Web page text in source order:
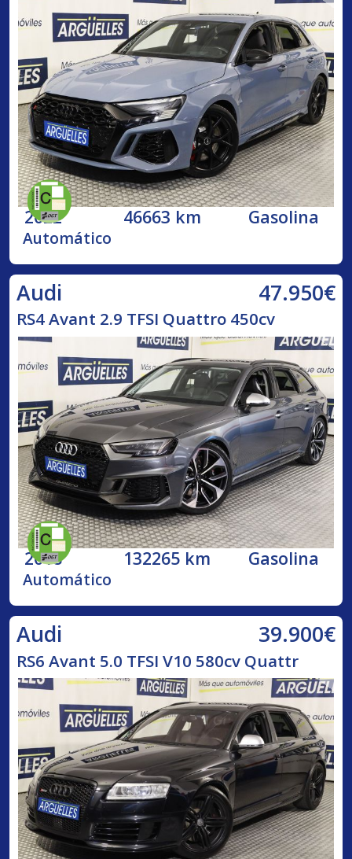
2022 46663 km Gasolina
Automático
Audi 47.950€
RS4 Avant 2.9 TFSI Quattro 450cv
2018 132265 km Gasolina
Automático
Audi 39.900€
RS6 Avant 5.0 TFSI V10 580cv Quattr